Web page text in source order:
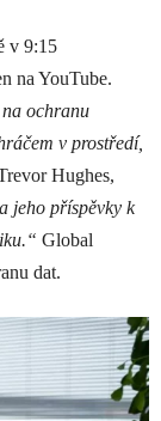
v 9:15
na YouTube.
ochranu
v prostředí,
Hughes,
jeho příspěvky k
Global
dat.